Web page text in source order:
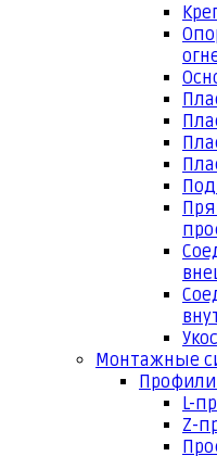
Монтажные
Профили
L-
Z-